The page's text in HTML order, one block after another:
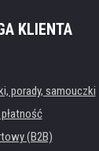
KLIENTA
porady, samouczki
(B2B)